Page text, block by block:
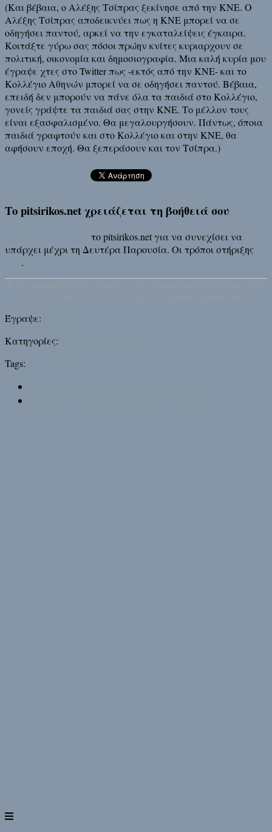
(Και βέβαια, ο Αλέξης Τσίπρας ξεκίνησε από την ΚΝΕ. Ο
Αλέξης Τσίπρας αποδεικνύει πως η ΚΝΕ μπορεί να σε
οδηγήσει παντού, αρκεί να την εγκαταλείψεις έγκαιρα.
Κοιτάξτε γύρω σας πόσοι πρώην κνίτες κυριαρχουν σε
πολιτική, οικονομία και δημοσιογραφία. Μια καλή κυρία μου
έγραψε χτες στο Twitter πως -εκτός από την ΚΝΕ- και το
Κολλέγιο Αθηνών μπορεί να σε οδηγήσει παντού. Βέβαια,
επειδή δεν μπορούν να πάνε όλα τα παιδιά στο Κολλέγιο,
γονείς γράψτε τα παιδιά σας στην ΚΝΕ. Το μέλλον τους
είναι εξασφαλισμένο. Θα μεγαλουργήσουν. Πάντως, όποια
παιδιά γραφτούν και στο Κολλέγιο και στην ΚΝΕ, θα
αφήσουν εποχή. Θα ξεπεράσουν και τον Τσίπρα.)
Το pitsirikos.net χρειάζεται τη βοήθειά σου
το pitsirikos.net για να συνεχίσει να
υπάρχει μέχρι τη Δευτέρα Παρουσία. Οι τρόποι στήριξης
.
Έγραψε:
Κατηγορίες:
Tags: